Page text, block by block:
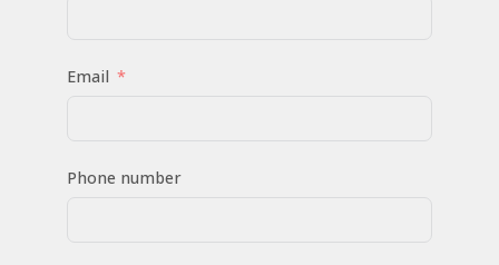
Email
Phone number